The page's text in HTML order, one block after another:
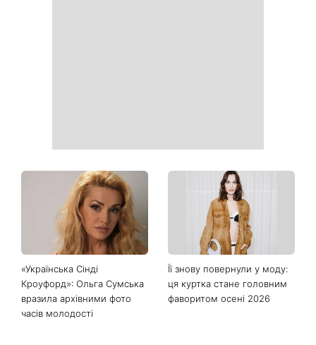
«Українська Сінді
Кроуфорд»: Ольга Сумська
вразила архівними фото
часів молодості
Її знову повернули у моду:
ця куртка стане головним
фаворитом осені 2026